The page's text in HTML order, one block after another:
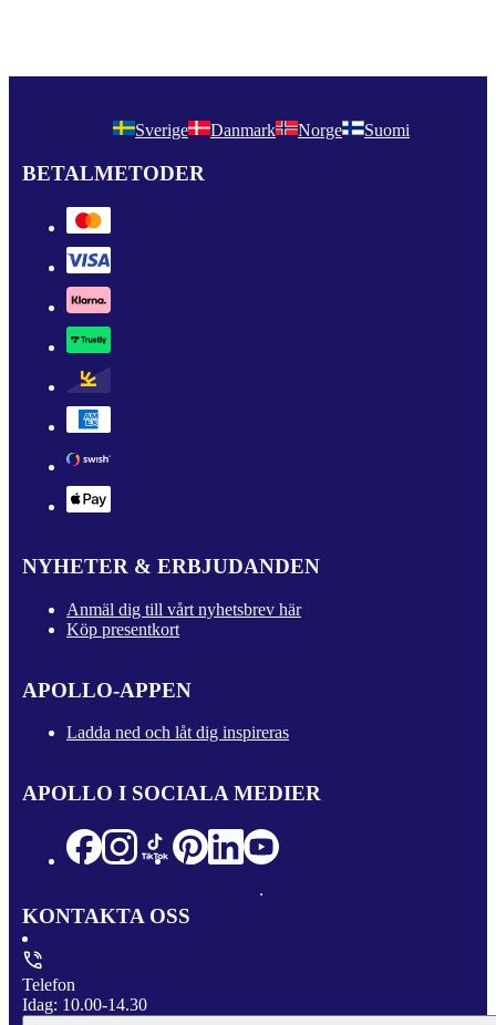
Sverige Danmark Norge Suomi
BETALMETODER
NYHETER & ERBJUDANDEN
Anmäl dig till vårt nyhetsbrev här
Köp presentkort
APOLLO-APPEN
Ladda ned och låt dig inspireras
APOLLO I SOCIALA MEDIER
KONTAKTA OSS
Telefon
Idag: 10.00-14.30